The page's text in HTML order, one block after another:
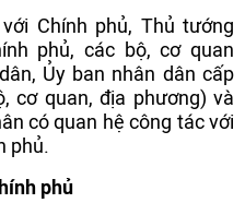
Chính phủ, Thủ tướng
phủ, các bộ, cơ quan
Ủy ban nhân dân cấp
cơ quan, địa phương) và
có quan hệ công tác với
phủ.
phủ